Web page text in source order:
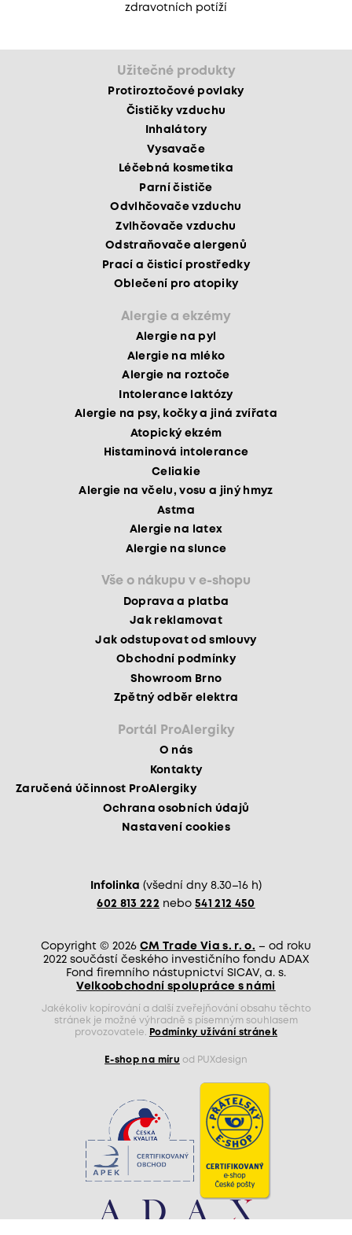
zdravotních potíží
Užitečné produkty
Protiroztočové povlaky
Čističky vzduchu
Inhalátory
Vysavače
Léčebná kosmetika
Parní čističe
Odvlhčovače vzduchu
Zvlhčovače vzduchu
Odstraňovače alergenů
Prací a čisticí prostředky
Oblečení pro atopiky
Alergie a ekzémy
Alergie na pyl
Alergie na mléko
Alergie na roztoče
Intolerance laktózy
Alergie na psy, kočky a jiná zvířata
Atopický ekzém
Histaminová intolerance
Celiakie
Alergie na včelu, vosu a jiný hmyz
Astma
Alergie na latex
Alergie na slunce
Vše o nákupu v e-shopu
Doprava a platba
Jak reklamovat
Jak odstupovat od smlouvy
Obchodní podmínky
Showroom Brno
Zpětný odběr elektra
Portál ProAlergiky
O nás
Kontakty
Zaručená účinnost ProAlergiky
Ochrana osobních údajů
Nastavení cookies
Infolinka (všední dny 8.30–16 h)
602 813 222 nebo 541 212 450
Copyright © 2026 CM Trade Via s. r. o. – od roku
2022 součástí českého investičního fondu ADAX
Fond firemního nástupnictví SICAV, a. s.
Velkoobchodní spolupráce s námi
Jakékoliv kopírování a další zveřejňování obsahu těchto
stránek je možné výhradně s písemným souhlasem
provozovatele.
Podmínky užívání stránek
E-shop na míru od PUXdesign